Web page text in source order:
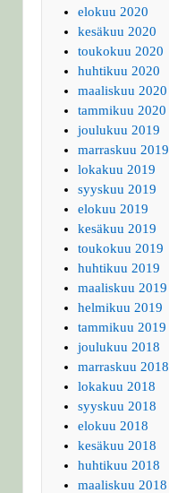
elokuu 2020
kesäkuu 2020
toukokuu 2020
huhtikuu 2020
maaliskuu 2020
tammikuu 2020
joulukuu 2019
marraskuu 2019
lokakuu 2019
syyskuu 2019
elokuu 2019
kesäkuu 2019
toukokuu 2019
huhtikuu 2019
maaliskuu 2019
helmikuu 2019
tammikuu 2019
joulukuu 2018
marraskuu 2018
lokakuu 2018
syyskuu 2018
elokuu 2018
kesäkuu 2018
huhtikuu 2018
maaliskuu 2018